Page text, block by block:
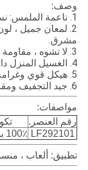
وصف:
1. ناعمة الملمس: نسيج ناعم للغاية مريح للغاية وصديق للبشرة.
2. لمعان جميل ،
مشرق.
3. لا تشوه ، مقاومة التآكل ومقاومة كيميائية جيدة.
4. الغسيل المنزل دائم وسهلة التنظيف.
5. هيكل قوي وغرامة ، مناسبة للألعاب أو الدمى أو الوسائد.
6. جيد التجفيف ومقاومة التجاعيد.
مواصفات:
رقم العنصر.
LF292101 100٪ بوليستر
تطبيق: ألعاب ،